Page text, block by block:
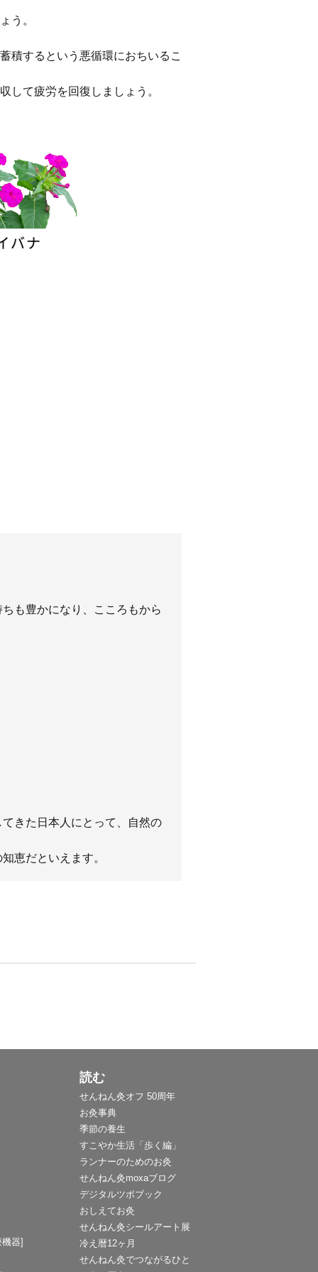
う。
積するという悪循環におちいるこ
して疲労を回復しましょう。
も豊かになり、こころもから
きた日本人にとって、自然の
恵だといえます。
器]
読む
せんねん灸オフ 50周年
お灸事典
季節の養生
すこやか生活「歩く編」
ランナーのためのお灸
せんねん灸moxaブログ
デジタルツボブック
おしえてお灸
せんねん灸シールアート展
冷え暦12ヶ月
せんねん灸でつながるひと